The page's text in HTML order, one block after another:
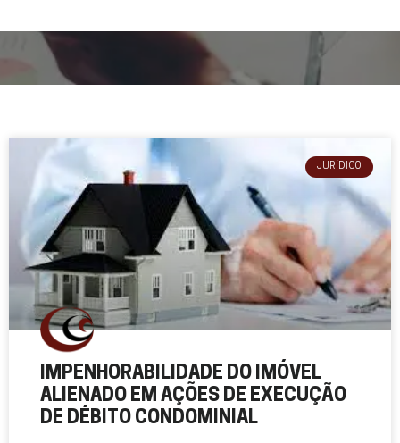
JURÍDICO
IMPENHORABILIDADE DO IMÓVEL
ALIENADO EM AÇÕES DE EXECUÇÃO
DE DÉBITO CONDOMINIAL